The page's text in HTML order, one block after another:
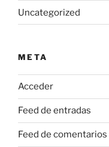
Uncategorized
META
Acceder
Feed de entradas
Feed de comentarios